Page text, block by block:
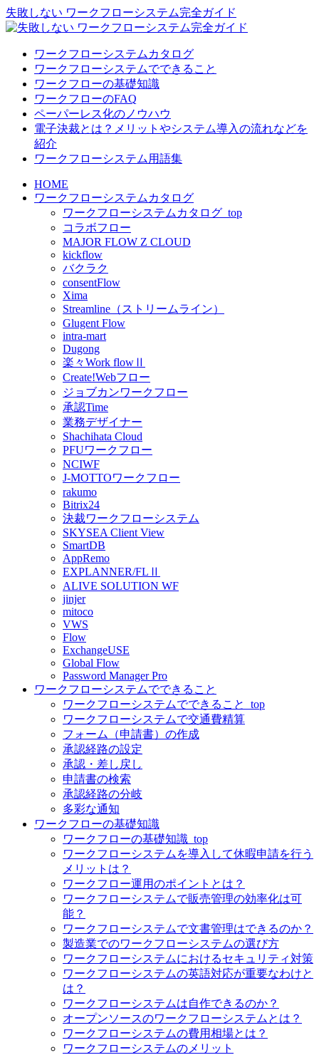
失敗しない ワークフローシステム完全ガイド
ワークフローシステムカタログ
ワークフローシステムでできること
ワークフローの基礎知識
ワークフローのFAQ
ペーパーレス化のノウハウ
電子決裁とは？メリットやシステム導入の流れなどを
紹介
ワークフローシステム用語集
HOME
ワークフローシステムカタログ
ワークフローシステムカタログ_top
コラボフロー
MAJOR FLOW Z CLOUD
kickflow
バクラク
consentFlow
Xima
Streamline（ストリームライン）
Glugent Flow
intra-mart
Dugong
楽々Work flowⅡ
Create!Webフロー
ジョブカンワークフロー
承認Time
業務デザイナー
Shachihata Cloud
PFUワークフロー
NCIWF
J-MOTTOワークフロー
rakumo
Bitrix24
決裁ワークフローシステム
SKYSEA Client View
SmartDB
AppRemo
EXPLANNER/FLⅡ
ALIVE SOLUTION WF
jinjer
mitoco
VWS
Flow
ExchangeUSE
Global Flow
Password Manager Pro
ワークフローシステムでできること
ワークフローシステムでできること_top
ワークフローシステムで交通費精算
フォーム（申請書）の作成
承認経路の設定
承認・差し戻し
申請書の検索
承認経路の分岐
多彩な通知
ワークフローの基礎知識
ワークフローの基礎知識_top
ワークフローシステムを導入して休暇申請を行う
メリットは？
ワークフロー運用のポイントとは？
ワークフローシステムで販売管理の効率化は可
能？
ワークフローシステムで文書管理はできるのか？
製造業でのワークフローシステムの選び方
ワークフローシステムにおけるセキュリティ対策
ワークフローシステムの英語対応が重要なわけと
は？
ワークフローシステムは自作できるのか？
オープンソースのワークフローシステムとは？
ワークフローシステムの費用相場とは？
ワークフローシステムのメリット